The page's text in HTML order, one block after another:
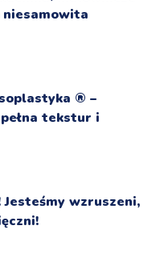
®️ –
tekstur i
Jesteśmy wzruszeni,